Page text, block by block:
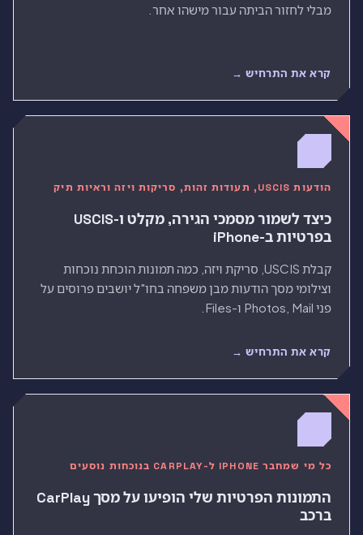
מבלי לחזור הביתה עבור מישהו אחר.
קרא את התרחיש →
הודעות USCIS, תעודות זהות, סריקות ויזה וראיות תיק
כיצד לשמור מסמכי הגירה, מקלט ו-USCIS
בפרטיות ב-iPhone
קבלת USCIS, סריקת ויזה, כמה תמונות הוכחת נוכחות
וצילומי מסך הודעות מבן משפחה בחו"ל יושבים פרוסים על
פני Photos, Mail ו-Files.
קרא את התרחיש →
כל מי שמחבר IPHONE ל-CARPLAY בנוכחות נוסעים
התמונות הפרטיות שלי הופיעו על מסך CarPlay
ברכב